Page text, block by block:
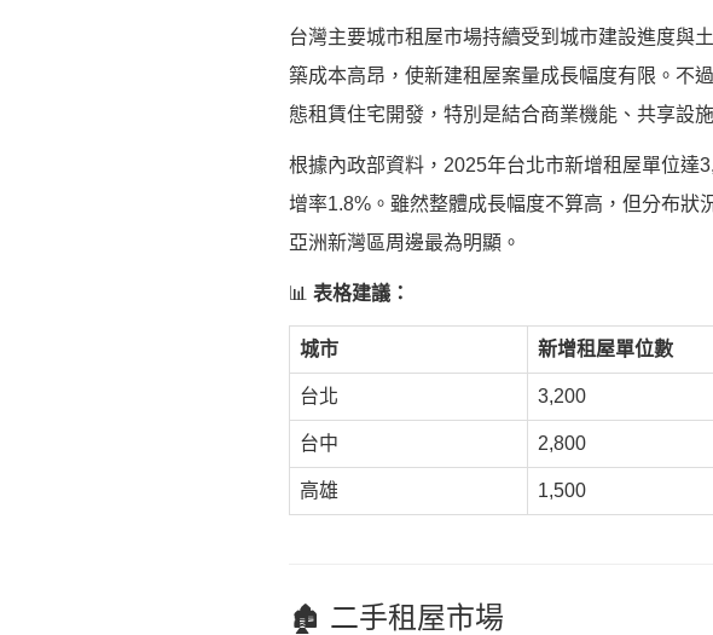
台灣主要城市租屋市場持續受到城市建設進度與
築成本高昂，使新建租屋案量成長幅度有限。不
態租賃住宅開發，特別是結合商業機能、共享設
根據內政部資料，2025年台北市新增租屋單位達
增率1.8%。雖然整體成長幅度不算高，但分布
亞洲新灣區周邊最為明顯。
📊 表格建議：
城市 新增租屋單位數
台北 3,200
台中 2,800
高雄 1,500
🏚️ 二手租屋市場